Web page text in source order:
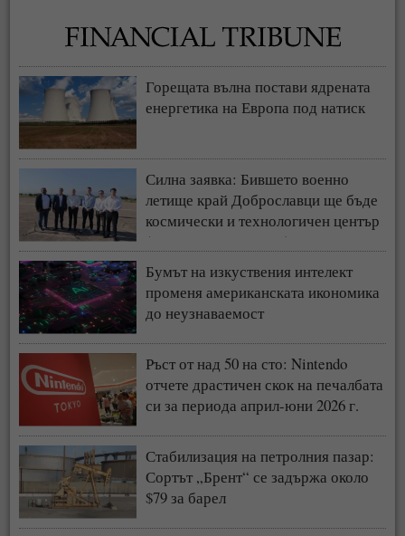
Горещата вълна постави ядрената
енергетика на Европа под натиск
Силна заявка: Бившето военно
летище край Доброславци ще бъде
космически и технологичен център
(СНИМКИ + ВИДЕО)
Бумът на изкуствения интелект
променя американската икономика
до неузнаваемост
Ръст от над 50 на сто: Nintendo
отчете драстичен скок на печалбата
си за периода април-юни 2026 г.
Стабилизация на петролния пазар:
Сортът „Брент“ се задържа около
$79 за барел